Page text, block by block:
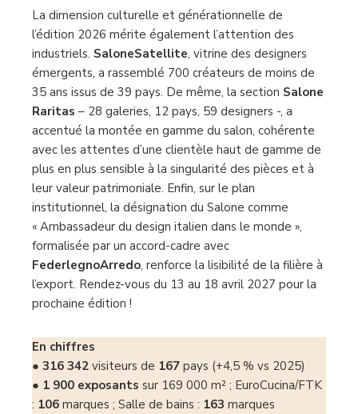
La dimension culturelle et générationnelle de
l’édition 2026 mérite également l’attention des
industriels. SaloneSatellite, vitrine des designers
émergents, a rassemblé 700 créateurs de moins de
35 ans issus de 39 pays. De même, la section Salone
Raritas – 28 galeries, 12 pays, 59 designers -, a
accentué la montée en gamme du salon, cohérente
avec les attentes d’une clientèle haut de gamme de
plus en plus sensible à la singularité des pièces et à
leur valeur patrimoniale. Enfin, sur le plan
institutionnel, la désignation du Salone comme
« Ambassadeur du design italien dans le monde »,
formalisée par un accord-cadre avec
FederlegnoArredo, renforce la lisibilité de la filière à
l’export. Rendez-vous du 13 au 18 avril 2027 pour la
prochaine édition !
En chiffres
● 316 342 visiteurs de 167 pays (+4,5 % vs 2025)
● 1 900 exposants sur 169 000 m² ; EuroCucina/FTK
: 106 marques ; Salle de bains : 163 marques